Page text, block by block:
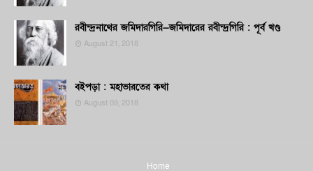
রবীন্দ্রনাথের জমিদারগিরি—জমিদারের রবীন্দ্রগিরি : পূর্ব খণ্ড
August 21, 2018
বইপড়া : মহাভারতের কথা
August 09, 2018
Home